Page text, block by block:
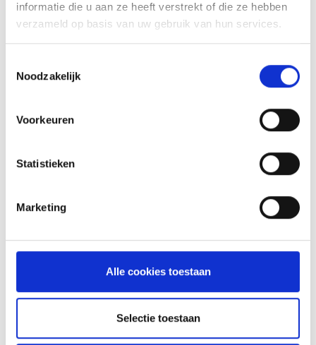
informatie die u aan ze heeft verstrekt of die ze hebben
verzameld op basis van uw gebruik van hun services.
Noodzakelijk
Voorkeuren
Statistieken
Marketing
Alle cookies toestaan
Selectie toestaan
VITELLO TONNATO VAN DE
SEARWOOD
GLÜHWEIN VAN DE MASTER
TOUCH UIT DE DUTCH OVEN